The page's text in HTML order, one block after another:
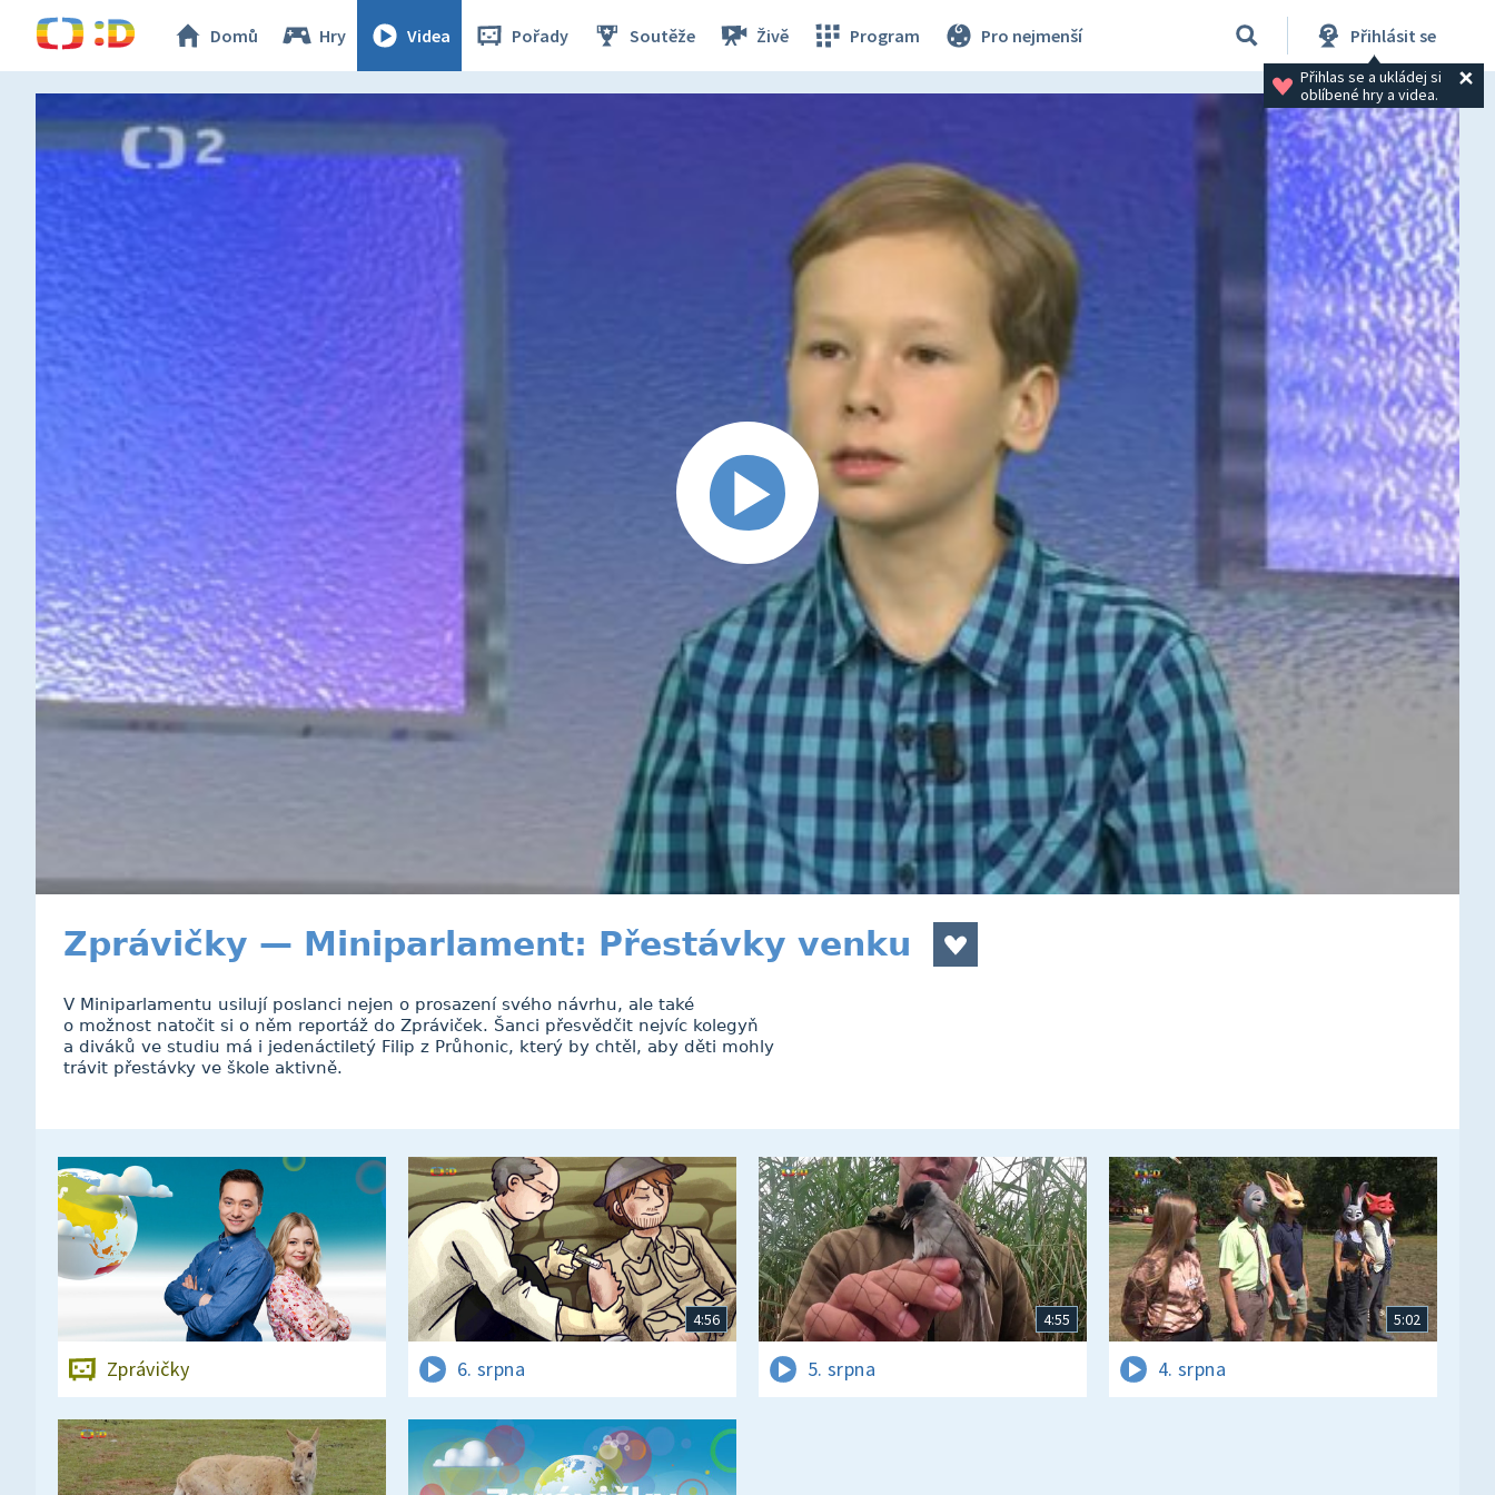
Domů Hry Videa Pořady Soutěže Živě Program Pro nejmenší Přihlásit se
Přihlas se a ukládej si
oblíbené hry a videa.
Zprávičky — Miniparlament: Přestávky venku
V Miniparlamentu usilují poslanci nejen o prosazení svého návrhu, ale také
o možnost natočit si o něm reportáž do Zpráviček. Šanci přesvědčit nejvíc kolegyň
a diváků ve studiu má i jedenáctiletý Filip z Průhonic, který by chtěl, aby děti mohly
trávit přestávky ve škole aktivně.
Zprávičky
4:56
6. srpna
4:55
5. srpna
5:02
4. srpna